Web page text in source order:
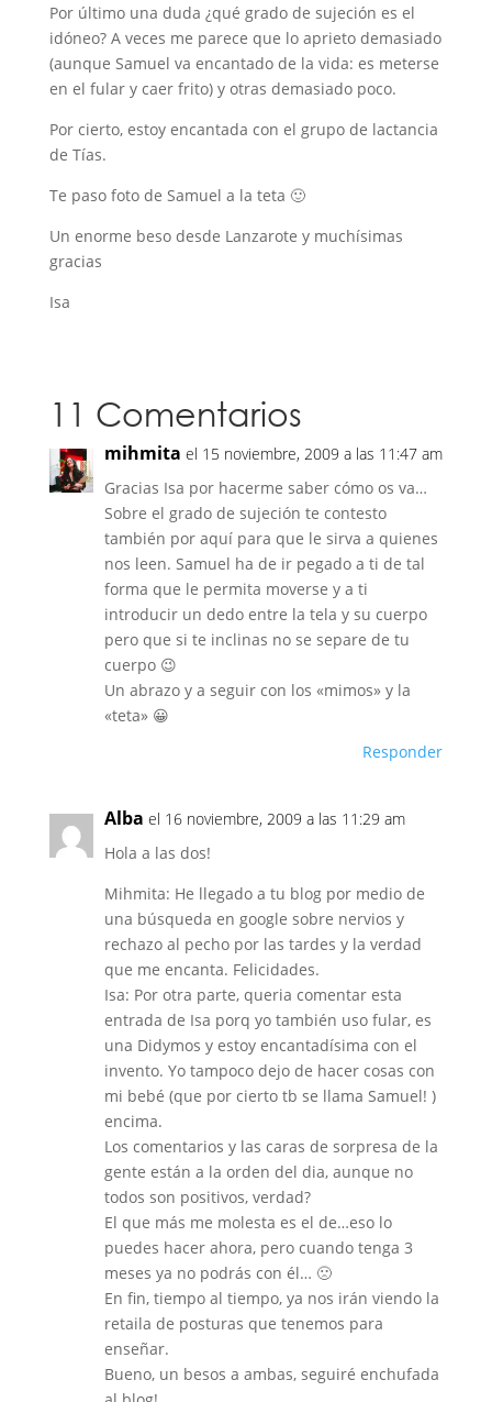
Por último una duda ¿qué grado de sujeción es el
idóneo? A veces me parece que lo aprieto demasiado
(aunque Samuel va encantado de la vida: es meterse
en el fular y caer frito) y otras demasiado poco.
Por cierto, estoy encantada con el grupo de lactancia
de Tías.
Te paso foto de Samuel a la teta 🙂
Un enorme beso desde Lanzarote y muchísimas
gracias
Isa
11 Comentarios
mihmita el 15 noviembre, 2009 a las 11:47 am
Gracias Isa por hacerme saber cómo os va…
Sobre el grado de sujeción te contesto
también por aquí para que le sirva a quienes
nos leen. Samuel ha de ir pegado a ti de tal
forma que le permita moverse y a ti
introducir un dedo entre la tela y su cuerpo
pero que si te inclinas no se separe de tu
cuerpo 😉
Un abrazo y a seguir con los «mimos» y la
«teta» 😀
Responder
Alba el 16 noviembre, 2009 a las 11:29 am
Hola a las dos!
Mihmita: He llegado a tu blog por medio de
una búsqueda en google sobre nervios y
rechazo al pecho por las tardes y la verdad
que me encanta. Felicidades.
Isa: Por otra parte, queria comentar esta
entrada de Isa porq yo también uso fular, es
una Didymos y estoy encantadísima con el
invento. Yo tampoco dejo de hacer cosas con
mi bebé (que por cierto tb se llama Samuel! )
encima.
Los comentarios y las caras de sorpresa de la
gente están a la orden del dia, aunque no
todos son positivos, verdad?
El que más me molesta es el de…eso lo
puedes hacer ahora, pero cuando tenga 3
meses ya no podrás con él… 🙁
En fin, tiempo al tiempo, ya nos irán viendo la
retaila de posturas que tenemos para
enseñar.
Bueno, un besos a ambas, seguiré enchufada